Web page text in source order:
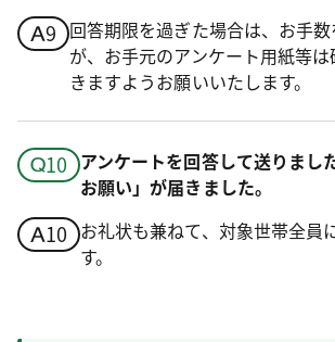
回答期限を過ぎた場合は、お手
が、お手元のアンケート用紙等
きますようお願いいたします。
アンケートを回答して送りまし
お願い」が届きました。
お礼状も兼ねて、対象世帯全員
す。